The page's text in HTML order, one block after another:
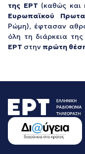
της ΕΡΤ (καθώς και
Ευρωπαϊκoύ
Ρώμη), έφτασαν
όλη τη διάρκεια
ΕΡΤ στην πρώτη